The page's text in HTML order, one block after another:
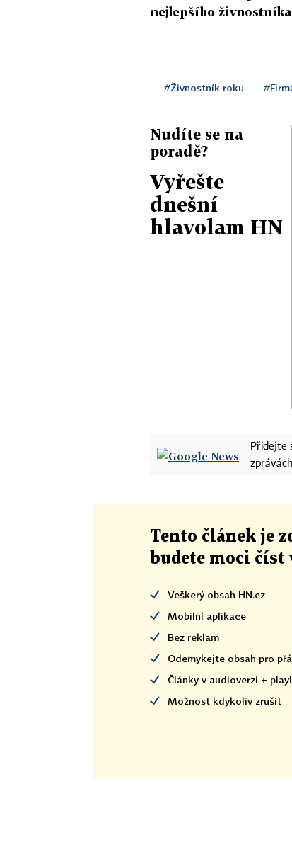
nejlepšího
#Živnostník roku
Nudíte se na
poradě?
Vyřešte
dnešní
hlavolam HN
Přidejte
Tento článek je
budete moci číst
Veškerý obsah HN.cz
Mobilní aplikace
Bez reklam
Odemykejte obsah pro
Články v audioverzi +
Možnost kdykoliv zrušit